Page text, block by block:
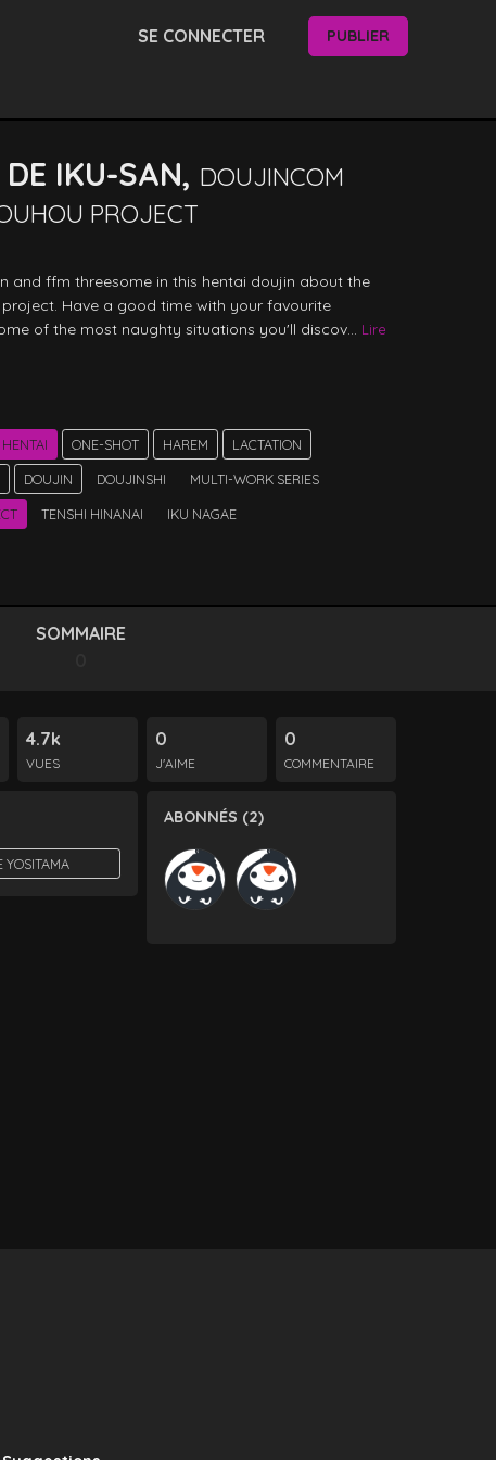
SE CONNECTER PUBLIER
IKU-SAN, DOUJINCOM
PROJECT
and ffm threesome in this hentai doujin about the
Have a good time with your favourite
of the most naughty situations you'll discov...
Lire
ONE-SHOT HAREM LACTATION
DOUJIN DOUJINSHI
MULTI-WORK SERIES
TENSHI HINANAI IKU NAGAE
SOMMAIRE
4.7k
VUES
0
J'AIME
0
COMMENTAIRE
YOSITAMA
ABONNÉS (2)